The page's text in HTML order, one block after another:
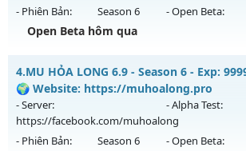
Exp: 5x - Drop: 10%
Kiểu reset: Reset In Game
Thể loại: Mu Nguyên bản Webzen
Antihack: Pro
- Phiên Bản:
Season 6 - Open Beta:
Open Beta hôm qua
MUHN2003 - không web shop cày chay
Mu mới ra tháng 08 2026 - Mở máy chủ
05/08/2626
Exp: 9999x - Drop: 50%
4.MU HỎA LONG 6.9 - Season 6 - Exp:
🌍 Website: https://muhoalong.pro
- Server:
https://facebook.com/muhoalong
- Alpha Test:
- Phiên Bản: Season 6 - Open Beta: